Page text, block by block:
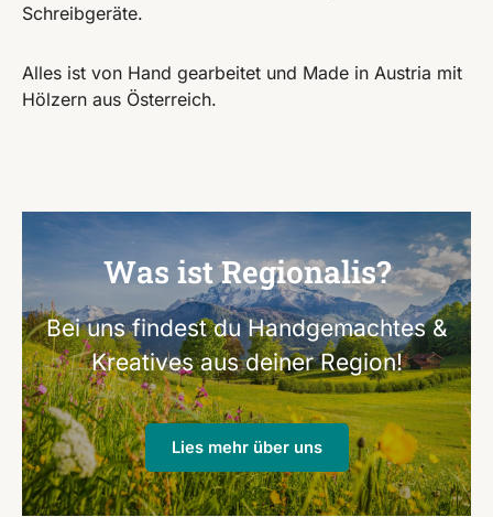
Schreibgeräte.
Alles ist von Hand gearbeitet und Made in Austria mit
Hölzern aus Österreich.
Was ist Regionalis?
Bei uns findest du Handgemachtes &
Kreatives aus deiner Region!
Lies mehr über uns